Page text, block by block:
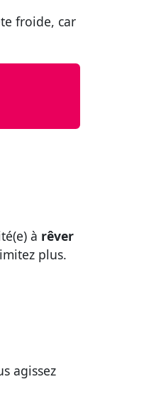
froide, car
à rêver
plus.
agissez